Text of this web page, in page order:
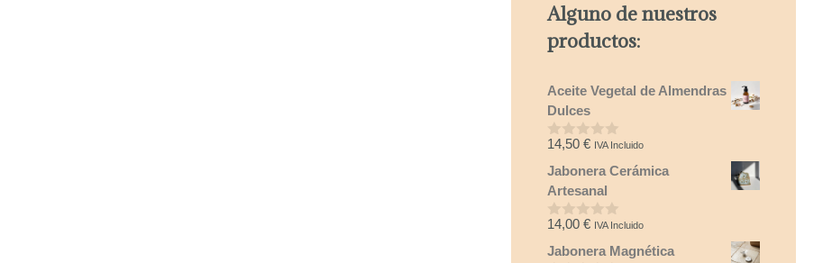
Alguno de nuestros
productos:
Aceite Vegetal de Almendras
Dulces
0
e
5
14,50 € IVA Incluido
Jabonera Cerámica
Artesanal
0
e
14,00 € IVA Incluido
Jabonera Magnética